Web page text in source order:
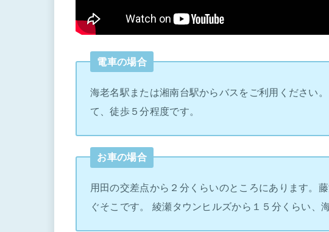
電車の場合
海老名駅または湘南台駅からバスをご利用ください
て、徒歩５分程度です。
お車の場合
用田の交差点から２分くらいのところにあります。
ぐそこです。 綾瀬タウンヒルズから１５分くらい、